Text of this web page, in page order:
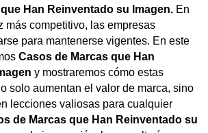
Han Reinventado su Imagen. En
más competitivo, las empresas
para mantenerse vigentes. En este
Casos de Marcas que Han
y mostraremos cómo estas
solo aumentan el valor de marca, sino
lecciones valiosas para cualquier
de Marcas que Han Reinventado su